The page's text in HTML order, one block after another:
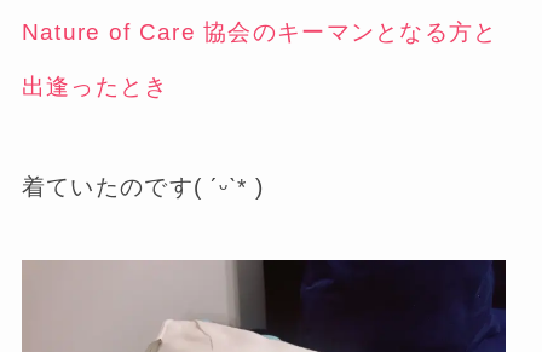
Nature of Care 協会のキーマンとなる方と
出逢ったとき
着ていたのです( ˊᵕˋ* )